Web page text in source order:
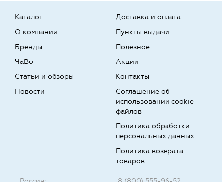
Каталог
О компании
Бренды
Доставка и оплата
Пункты выдачи
Полезное
ЧаВо
Статьи и обзоры
Новости
Акции
Контакты
Соглашение об
использовании cookie-
файлов
Политика обработки
персональных данных
Политика возврата
товаров